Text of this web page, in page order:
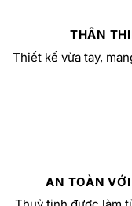
THÂN
Thiết kế vừa tay,
AN TOÀN